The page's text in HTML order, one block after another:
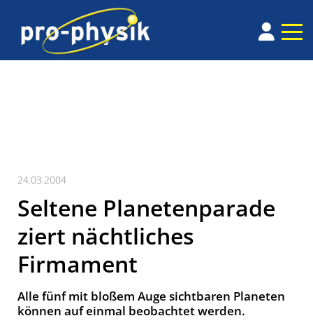
24.03.2004
Seltene Planetenparade
ziert nächtliches
Firmament
Alle fünf mit bloßem Auge sichtbaren Planeten
können auf einmal beobachtet werden.